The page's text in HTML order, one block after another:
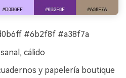
#6b2f8f #a38f7a
cálido
y papelería boutique